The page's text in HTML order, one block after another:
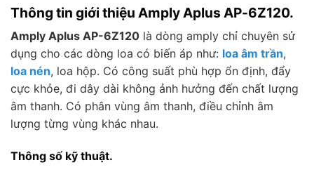
Thông tin giới thiệu Amply Aplus AP-6Z120.
Amply Aplus AP-6Z120 là dòng amply chỉ chuyên sử
dụng cho các dòng loa có biến áp như: loa âm trần,
loa nén, loa hộp. Có công suất phù hợp ổn định, đẩy
cực khỏe, đi dây dài không ảnh hưởng đến chất lượng
âm thanh. Có phân vùng âm thanh, điều chỉnh âm
lượng từng vùng khác nhau.
Thông số kỹ thuật.